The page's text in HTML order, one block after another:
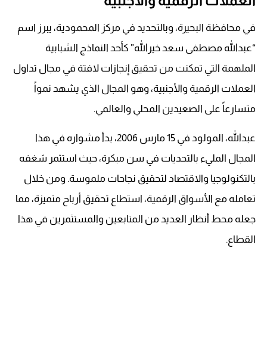
في محافظة البحيرة، وبالتحديد في مركز المحمودية، يبرز اسم
“عبدالله مصطفى سعد خيرالله” كأحد النماذج الشبابية
الملهمة التي تمكنت من تحقيق إنجازات لافتة في مجال تداول
العملات الرقمية والأجنبية، وهو المجال الذي يشهد نمواً
متسارعاً على الصعيدين المحلي والعالمي.
عبدالله، المولود في 15 مارس 2006، بدأ مشواره في هذا
المجال المليء بالتحديات في سن مبكرة، حيث استثمر شغفه
بالتكنولوجيا والاقتصاد لتحقيق نجاحات ملموسة. ومن خلال
تعامله مع الأسواق الرقمية، استطاع تحقيق أرباح متميزة، مما
جعله محط أنظار العديد من المتابعين والمستثمرين في هذا
القطاع.